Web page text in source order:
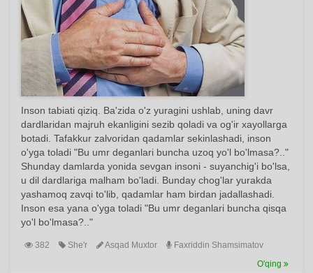
Inson tabiati qiziq. Ba'zida o'z yuragini ushlab, uning davr
dardlaridan majruh ekanligini sezib qoladi va og'ir xayollarga
botadi. Tafakkur zalvoridan qadamlar sekinlashadi, inson
o'yga toladi "Bu umr deganlari buncha uzoq yo'l bo'lmasa?.."
Shunday damlarda yonida sevgan insoni - suyanchig'i bo'lsa,
u dil dardlariga malham bo'ladi. Bunday chog'lar yurakda
yashamoq zavqi to'lib, qadamlar ham birdan jadallashadi.
Inson esa yana o'yga toladi "Bu umr deganlari buncha qisqa
yo'l bo'lmasa?.."
382 She'r Asqad Muxtor
Faxriddin Shamsimatov
O'qing